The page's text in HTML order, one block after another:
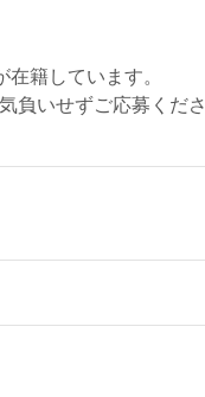
籍しています。
負いせずご応募くださ